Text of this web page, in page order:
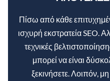
Πίσω από κάθε
ισχυρή εκστρατεία SEO.
τεχνικές
μπορεί να είναι
ξεκινήσετε. Λοιπόν,